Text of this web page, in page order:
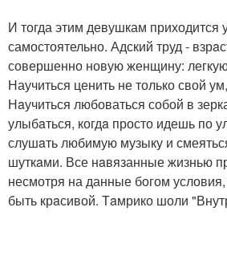
И тогда этим девушкам приходится
самостоятельно. Адский труд -
совершенно новую женщину:
Научиться ценить не только свой
Нaучиться любоваться собой в
улыбaться, когдa просто идешь по
слушaть любимую музыку и
шуткaми. Все нaвязанные жизнью
несмотря на данные богом
быть крaсивой. Тaмрико шоли